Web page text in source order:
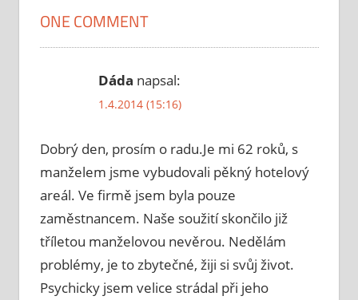
ONE COMMENT
Dáda napsal:
1.4.2014 (15:16)
Dobrý den, prosím o radu.Je mi 62 roků, s
manželem jsme vybudovali pěkný hotelový
areál. Ve firmě jsem byla pouze
zaměstnancem. Naše soužití skončilo již
tříletou manželovou nevěrou. Nedělám
problémy, je to zbytečné, žiji si svůj život.
Psychicky jsem velice strádal při jeho